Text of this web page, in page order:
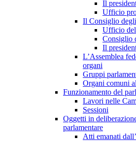
Il
Ufficio
Il Consiglio
Ufficio
Consiglio
Il
L’Assemblea
organi
Gruppi
Organi comuni
Funzionamento del
Lavori nelle
Sessioni
Oggetti in
parlamentare
Atti emanati